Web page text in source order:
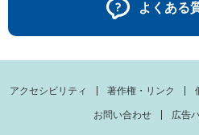
よくある
アクセシビリティ 著作権・リンク
お問い合わせ 広告